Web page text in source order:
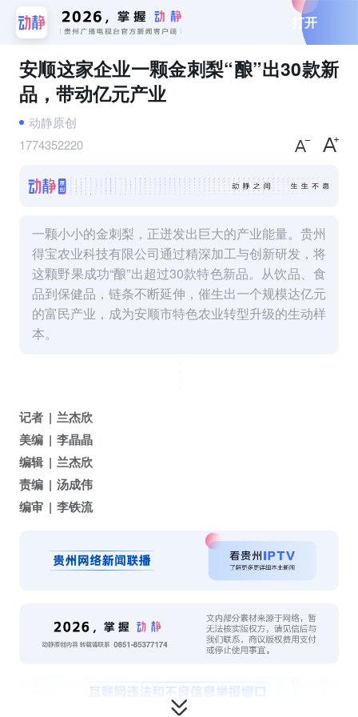
打开
安顺这家企业一颗金刺梨“酿”出30款新
品，带动亿元产业
动静原创
1774352220
一颗小小的金刺梨，正迸发出巨大的产业能量。贵州
得宝农业科技有限公司通过精深加工与创新研发，将
这颗野果成功“酿”出超过30款特色新品。从饮品、食
品到保健品，链条不断延伸，催生出一个规模达亿元
的富民产业，成为安顺市特色农业转型升级的生动样
本。
记者
兰杰欣
美编
李晶晶
编辑
兰杰欣
责编
汤成伟
编审
李铁流